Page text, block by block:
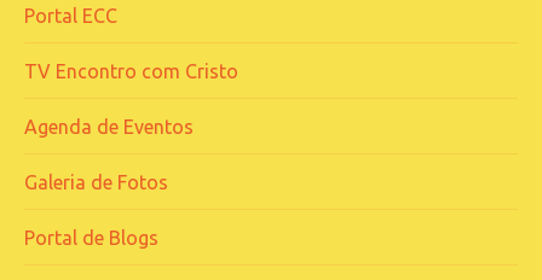
Portal ECC
TV Encontro com Cristo
Agenda de Eventos
Galeria de Fotos
Portal de Blogs